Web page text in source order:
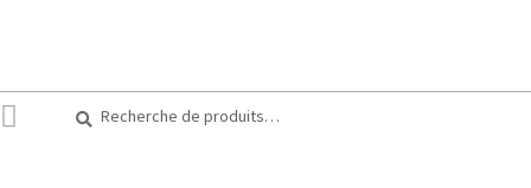
pour :